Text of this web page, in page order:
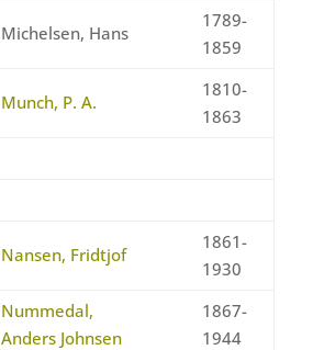
Michelsen, Hans
1789-
1859
Munch, P. A.
1810-
1863
Nansen, Fridtjof
1861-
1930
Nummedal,
Anders Johnsen
1867-
1944